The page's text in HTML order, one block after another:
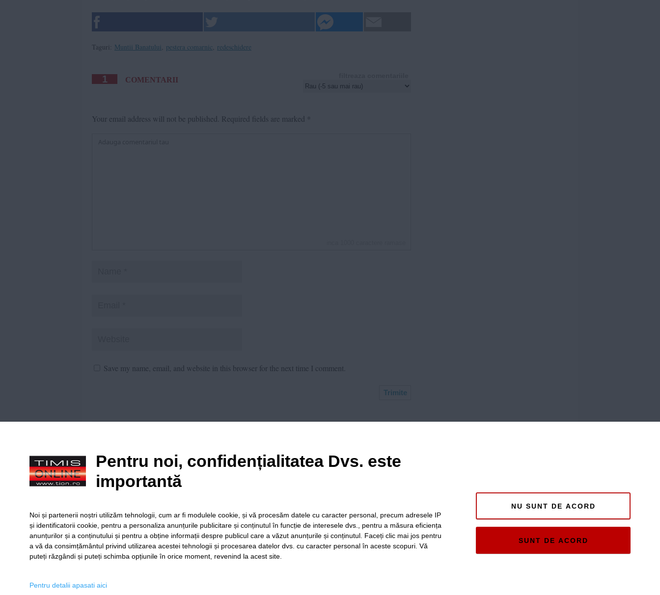
Taguri: Muntii Banatului pestera comarnic redeschidere
1 COMENTARII
Your email address will not be published. Required fields are marked *
Save my name, email, and website in this browser for the next time I comment.
Ionion
Reply
SERVICII Redactia
Folosinta
Termeni si
Pentru noi, confidențialitatea Dvs. este
importantă
Noi și partenerii noștri utilizăm tehnologii, cum ar fi modulele cookie, și vă procesăm datele cu caracter personal, precum adresele IP
și identificatorii cookie, pentru a personaliza anunțurile publicitare și conținutul în funcție de interesele dvs., pentru a măsura eficiența
anunțurilor și a conținutului și pentru a obține informații despre publicul care a văzut anunțurile și conținutul. Faceți clic mai jos pentru
a vă da consimțământul privind utilizarea acestei tehnologii și procesarea datelor dvs. cu caracter personal în aceste scopuri. Vă
puteți răzgândi și puteți schimba opțiunile în orice moment, revenind la acest site.
Pentru detalii apasati aici
NU SUNT DE ACORD
SUNT DE ACORD